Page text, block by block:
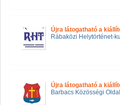
Újra látogatható a
Rábaközi Helytörténet-
Újra látogatható a
Barbacs Közösségi